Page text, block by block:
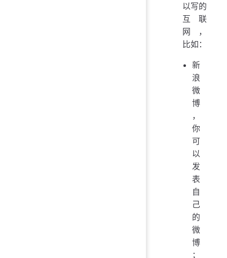
以写的
互联
网，
比如：
新
浪
微
博
，
你
可
以
发
表
自
己
的
微
博
；